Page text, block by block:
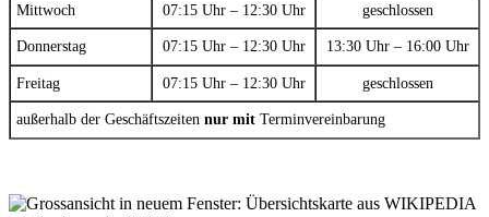
Mittwoch 07:15 Uhr – 12:30 Uhr geschlossen
Donnerstag 07:15 Uhr – 12:30 Uhr 13:30 Uhr – 16:00 Uhr
Freitag 07:15 Uhr – 12:30 Uhr geschlossen
außerhalb der Geschäftszeiten nur mit Terminvereinbarung